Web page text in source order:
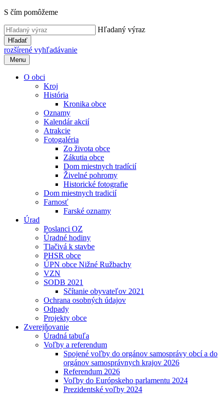
S čím pomôžeme
Hľadaný výraz
Hľadať
rozšírené vyhľadávanie
Menu
O obci
Kroj
História
Kronika obce
Oznamy
Kalendár akcií
Atrakcie
Fotogaléria
Zo života obce
Zákutia obce
Dom miestnych tradícií
Živelné pohromy
Historické fotografie
Dom miestnych tradicií
Farnosť
Farské oznamy
Úrad
Poslanci OZ
Úradné hodiny
Tlačivá k stavbe
PHSR obce
ÚPN obce Nižné Ružbachy
VZN
SODB 2021
Sčítanie obyvateľov 2021
Ochrana osobných údajov
Odpady
Projekty obce
Zverejňovanie
Úradná tabuľa
Voľby a referendum
Spojené voľby do orgánov samosprávy obcí a do
orgánov samosprávnych krajov 2026
Referendum 2026
Voľby do Európskeho parlamentu 2024
Prezidentské voľby 2024